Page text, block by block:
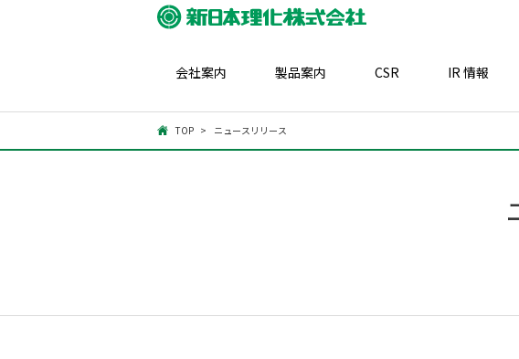
会社案内 製品案内 CSR IR 情報
TOP ニュースリリース